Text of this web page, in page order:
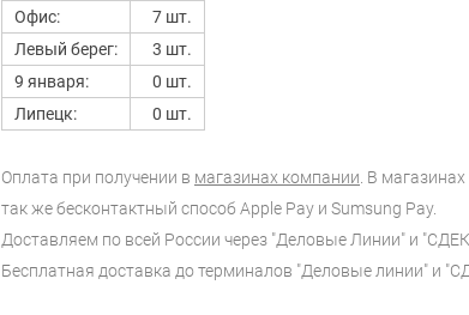
Офис:
7 шт.
Левый берег:
3 шт.
9 января:
0 шт.
Липецк:
0 шт.
Оплата при получении в магазинах компании. В
так же бесконтактный способ Apple Pay и Sumsung Pay.
Доставляем по всей России через "Деловые Линии" и
Бесплатная доставка до терминалов "Деловые линии" и